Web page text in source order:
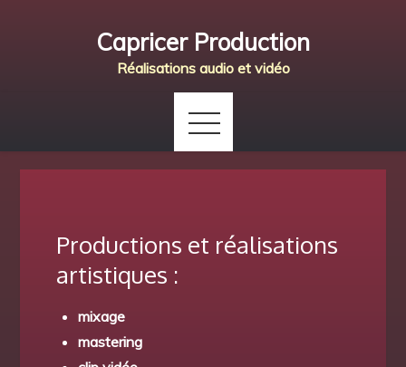
Capricer Production
Réalisations audio et vidéo
Productions et réalisations
artistiques :
mixage
mastering